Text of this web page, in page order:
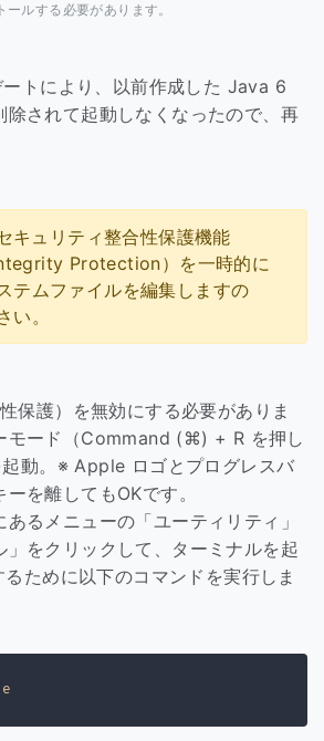
ールする必要があります。
トにより、以前作成した Java 6
除されて起動しなくなったので、再
キュリティ整合性保護機能
Protection）を一時的に
テムファイルを編集しますの
い。
保護）を無効にする必要がありま
モード（Command (⌘) + R を押し
動。※ Apple ロゴとプログレスバ
を離してもOKです。
るメニューの「ユーティリティ」
」をクリックして、ターミナルを起
ために以下のコマンドを実行しま